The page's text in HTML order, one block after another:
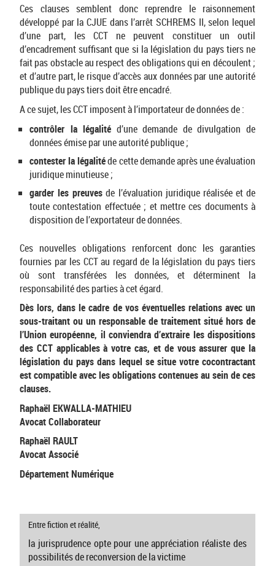
Ces clauses semblent donc reprendre le raisonnement
développé par la CJUE dans l’arrêt SCHREMS II, selon lequel
d’une part, les CCT ne peuvent constituer un outil
d’encadrement suffisant que si la législation du pays tiers ne
fait pas obstacle au respect des obligations qui en découlent ;
et d’autre part, le risque d’accès aux données par une autorité
publique du pays tiers doit être encadré.
A ce sujet, les CCT imposent à l’importateur de données de :
contrôler la légalité d’une demande de divulgation de
données émise par une autorité publique ;
contester la légalitéde cette demande après une évaluation
juridique minutieuse ;
garder les preuves de l’évaluation juridique réalisée et de
toute contestation effectuée ; et mettre ces documents à
disposition de l’exportateur de données.
Ces nouvelles obligations renforcent donc les garanties
fournies par les CCT au regard de la législation du pays tiers
où sont transférées les données, et déterminent la
responsabilité des parties à cet égard.
Dès lors, dans le cadre de vos éventuelles relations avec un
sous-traitant ou un responsable de traitement situé hors de
l’Union européenne, il conviendra d’extraire les dispositions
des CCT applicables à votre cas, et de vous assurer que la
législation du pays dans lequel se situe votre cocontractant
est compatible avec les obligations contenues au sein de ces
clauses.
Raphaël EKWALLA-MATHIEU
Avocat Collaborateur
Raphaël RAULT
Avocat Associé
Département Numérique
Entre fiction et réalité,
la jurisprudence opte pour une appréciation réaliste des
possibilités de reconversion de la victime